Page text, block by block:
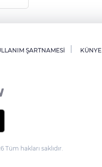
ŞARTNAMESİ KÜNYE
hakları saklıdır.